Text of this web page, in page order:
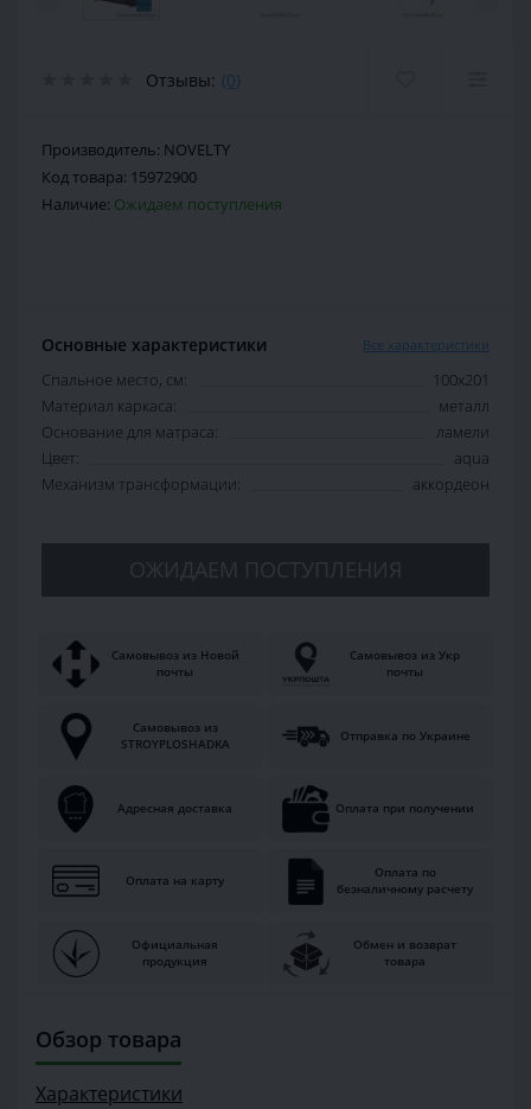
Отзывы: (0)
Производитель: NOVELTY
Код товара: 15972900
Наличие: Ожидаем поступления
Основные характеристики Все характеристики
Спальное место, см:
100х201
Материал каркаса:
металл
Основание для матраса:
ламели
Цвет:
aqua
Механизм трансформации:
аккордеон
ОЖИДАЕМ ПОСТУПЛЕНИЯ
Самовывоз из Новой
почты
Самовывоз из Укр
почты
Самовывоз из
STROYPLOSHADKA
Отправка по Украине
Адресная доставка Оплата при получении
Оплата на карту
Оплата по
безналичному расчету
Официальная
продукция
Обмен и возврат
товара
Обзор товара
Характеристики